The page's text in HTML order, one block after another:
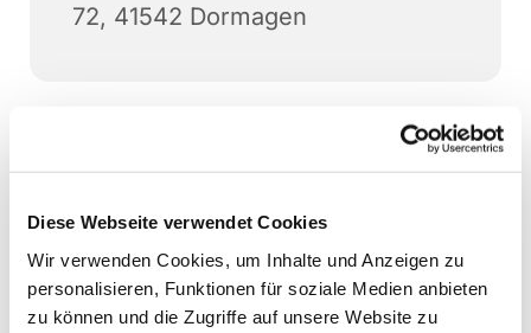
Diese Webseite verwendet Cookies
Wir verwenden Cookies, um Inhalte und Anzeigen zu
personalisieren, Funktionen für soziale Medien anbieten
zu können und die Zugriffe auf unsere Website zu
72, 41542 Dormagen